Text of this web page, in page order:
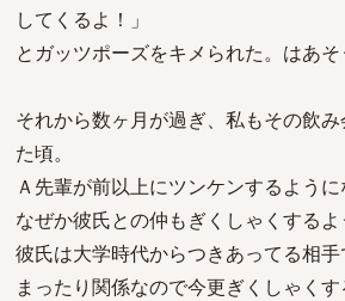
してくるよ！」
とガッツポーズをキメられた。はあそ
それから数ヶ月が過ぎ、私もその飲
た頃。
Ａ先輩が前以上にツンケンするように
なぜか彼氏との仲もぎくしゃくするよ
彼氏は大学時代からつきあってる相手
まったり関係なので今更ぎくしゃくす